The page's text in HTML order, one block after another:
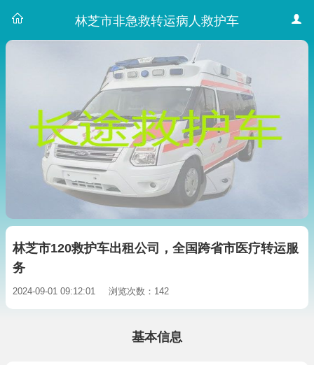
林芝市非急救转运病人救护车
林芝市120救护车出租公司，全国跨省市医疗转运服
务
2024-09-01 09:12:01 浏览次数：142
基本信息